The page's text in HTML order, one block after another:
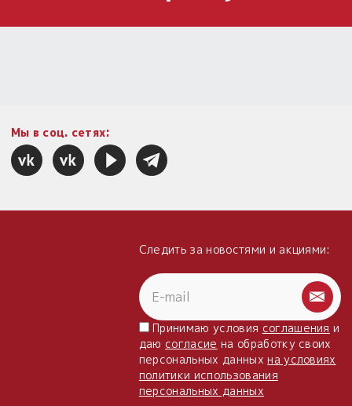
Мы в соц. сетях:
Следить за новостями и акциями:
Принимаю условия соглашения и
даю согласие на обработку своих
персональных данныхна условиях
политики использования
персональных данных